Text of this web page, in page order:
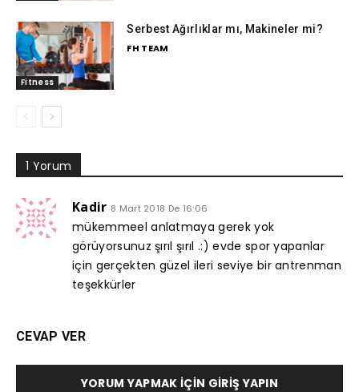
Fitness
Serbest Ağırlıklar mı, Makineler mi?
FH TEAM
1 Yorum
Kadir 8 Mart 2018 De 16:06
mükemmeel anlatmaya gerek yok
görüyorsunuz şırıl şırıl .:) evde spor yapanlar
için gerçekten güzel ileri seviye bir antrenman
teşekkürler
CEVAP VER
YORUM YAPMAK İÇIN GIRIŞ YAPIN